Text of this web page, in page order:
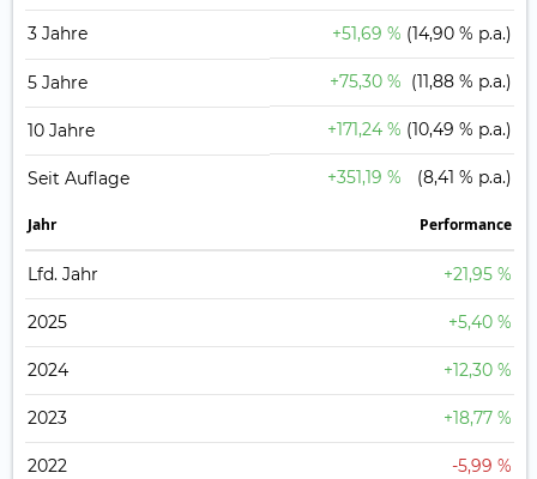
3 Jahre +51,69 % (14,90 % p.a.)
5 Jahre +75,30 % (11,88 % p.a.)
10 Jahre +171,24 % (10,49 % p.a.)
Seit Auflage +351,19 % (8,41 % p.a.)
Jahr Perfor­mance
Lfd. Jahr +21,95 %
2025 +5,40 %
2024 +12,30 %
2023 +18,77 %
2022 -5,99 %